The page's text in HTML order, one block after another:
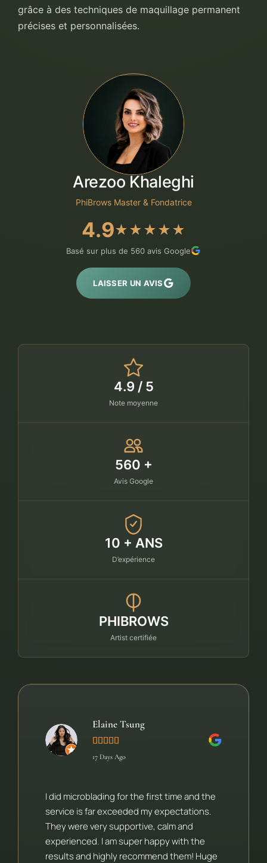
grâce à des techniques de maquillage permanent
précises et personnalisées.
Arezoo Khaleghi
PhiBrows Master & Fondatrice
4.9★★★★★
Basé sur plus de 560 avis Google
LAISSER UN AVIS
4.9 / 5
Note moyenne
560 +
Avis Google
10 + ANS
D’expérience
PHIBROWS
Artist certifiée
Elaine Tsung
    
17 Days Ago
I did microblading for the first time and the
service is far exceeded my expectations.
They were very supportive, calm and
experienced. I am super happy with the
results and highly recommend them! Huge